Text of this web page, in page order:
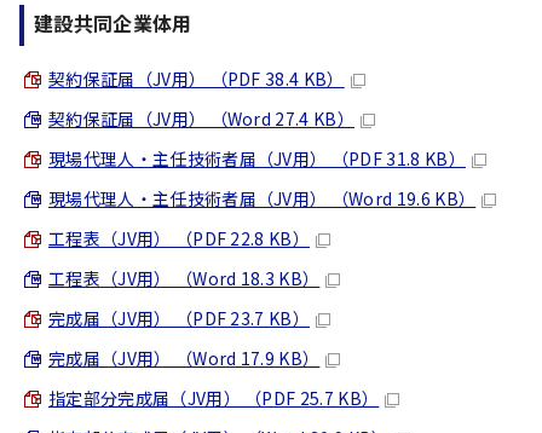
建設共同企業体用
契約保証届（JV用） （PDF 38.4 KB）
契約保証届（JV用） （Word 27.4 KB）
現場代理人・主任技術者届（JV用） （PDF 31.8 KB）
現場代理人・主任技術者届（JV用） （Word 19.6 KB）
工程表（JV用） （PDF 22.8 KB）
工程表（JV用） （Word 18.3 KB）
完成届（JV用） （PDF 23.7 KB）
完成届（JV用） （Word 17.9 KB）
指定部分完成届（JV用） （PDF 25.7 KB）